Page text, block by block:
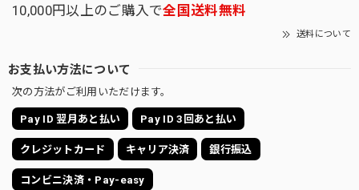
10,000円以上のご購入で全国送料無料
送料について
お支払い方法について
次の方法がご利用いただけます。
Pay ID 翌月あと払い Pay ID 3回あと払い
クレジットカード キャリア決済 銀行振込
コンビニ決済・Pay-easy